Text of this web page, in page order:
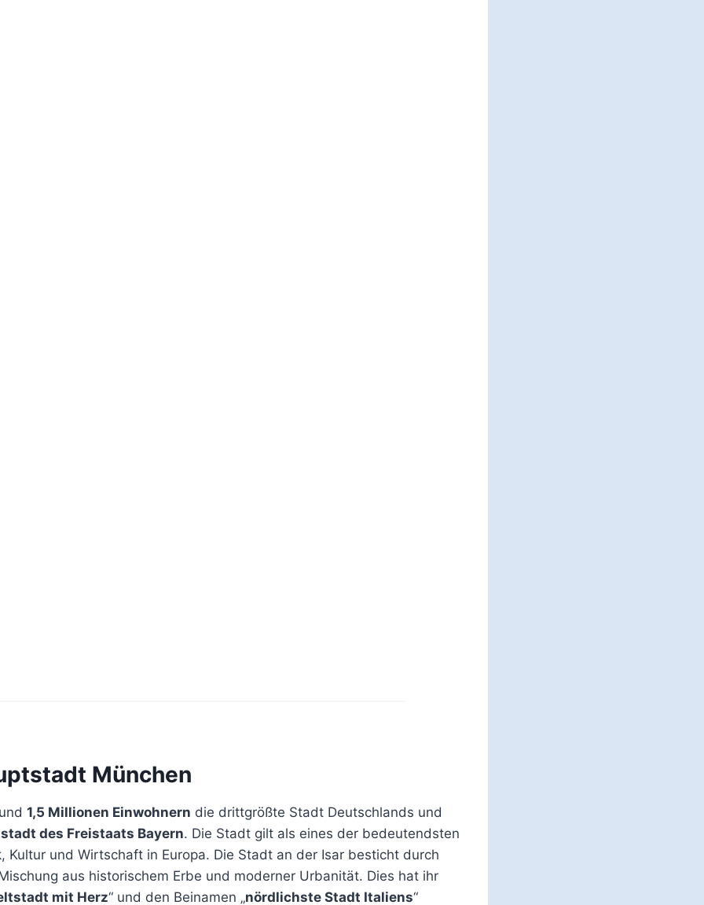
München
1,5 Millionen Einwohnern die drittgrößte Stadt Deutschlands und
des Freistaats Bayern. Die Stadt gilt als eines der bedeutendsten
Kultur und Wirtschaft in Europa. Die Stadt an der Isar besticht durch
aus historischem Erbe und moderner Urbanität. Dies hat ihr
mit Herz“ und den Beinamen „nördlichste Stadt Italiens“